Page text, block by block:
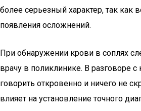
более серьезный характер, так как
появления осложнений.
При обнаружении крови в соплях
врачу в поликлинике. В разговоре
говорить откровенно и ничего не
влияет на установление точного